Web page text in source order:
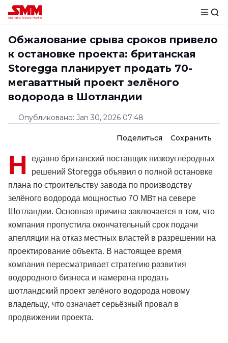
Обжалование срыва сроков привело
к остановке проекта: британская
Storegga планирует продать 70-
мегаваттный проект зелёного
водорода в Шотландии
Опубликовано: Jan 30, 2026 07:48
Поделиться Сохранить
Н едавно британский поставщик низкоуглеродных
решений Storegga объявил о полной остановке
плана по строительству завода по производству
зелёного водорода мощностью 70 МВт на севере
Шотландии. Основная причина заключается в том, что
компания пропустила окончательный срок подачи
апелляции на отказ местных властей в разрешении на
проектирование объекта. В настоящее время
компания пересматривает стратегию развития
водородного бизнеса и намерена продать
шотландский проект зелёного водорода новому
владельцу, что означает серьёзный провал в
продвижении проекта.